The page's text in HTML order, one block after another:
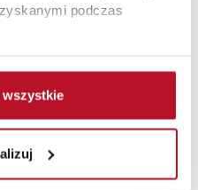
podczas
wszystkie